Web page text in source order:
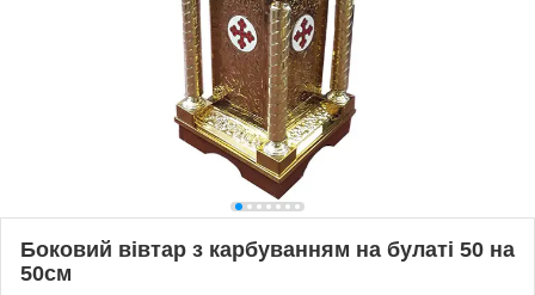
Боковий вівтар з карбуванням на булаті 50 на
50см